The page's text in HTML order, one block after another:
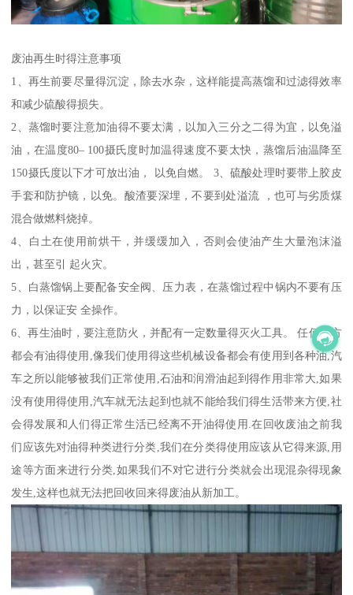
废油再生时得注意事项
1、再生前要尽量得沉淀，除去水杂，这样能提高蒸馏和过滤得效率
和减少硫酸得损失。
2、蒸馏时要注意加油得不要太满，以加入三分之二得为宜，以免溢
油，在温度80– 100摄氏度时加温得速度不要太快，蒸馏后油温降至
150摄氏度以下才可放出油， 以免自燃。 3、硫酸处理时要带上胶皮
手套和防护镜，以免。酸渣要深埋，不要到处溢流 ，也可与劣质煤
混合做燃料烧掉。
4、白土在使用前烘干，并缓缓加入，否则会使油产生大量泡沫溢
出，甚至引 起火灾。
5、白蒸馏锅上要配备安全阀、压力表，在蒸馏过程中锅内不要有压
力，以保证安 全操作。
6、再生油时，要注意防火，并配有一定数量得灭火工具。 任何地方
都会有油得使用,像我们使用得这些机械设备都会有使用到各种油,汽
车之所以能够被我们正常使用,石油和润滑油起到得作用非常大,如果
没有使用得使用,汽车就无法起到也就不能给我们得生活带来方便,社
会得发展和人们得正常生活已经离不开油得使用.在回收废油之前我
们应该先对油得种类进行分类,我们在分类得使用应该从它得来源,用
途等方面来进行分类,如果我们不对它进行分类就会出现混杂得现象
发生,这样也就无法把回收回来得废油从新加工。